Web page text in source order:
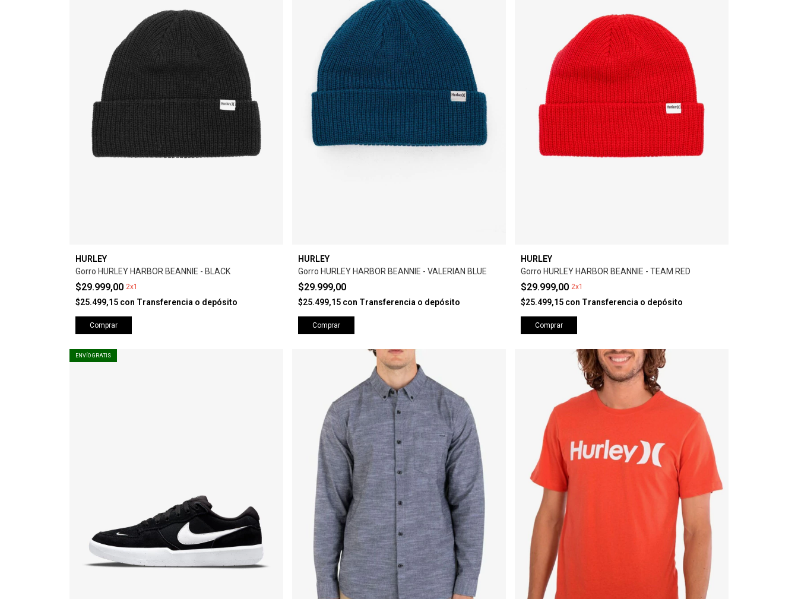
HURLEY
Gorro HURLEY HARBOR BEANNIE - BLACK
$29.999,00 2x1
$25.499,15 con Transferencia o depósito
Comprar
HURLEY
Gorro HURLEY HARBOR BEANNIE - VALERIAN BLUE
$29.999,00
$25.499,15 con Transferencia o depósito
Comprar
HURLEY
Gorro HURLEY HARBOR BEANNIE - TEAM RED
$29.999,00 2x1
$25.499,15 con Transferencia o depósito
Comprar
ENVÍO GRATIS